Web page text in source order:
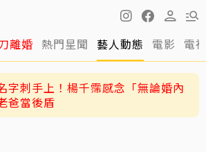
離婚 熱門星聞 藝人動態 電影 電
字刺手上！楊千霈感念「無論婚內
爸當後盾